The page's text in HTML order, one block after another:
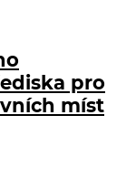
pro
míst